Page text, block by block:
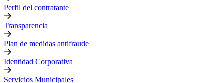
Perfil del contratante
Transparencia
Plan de medidas antifraude
Identidad Corporativa
Servicios Municipales